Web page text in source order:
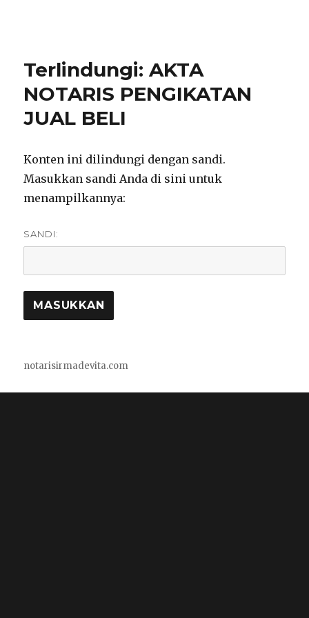
Terlindungi: AKTA
NOTARIS PENGIKATAN
JUAL BELI
Konten ini dilindungi dengan sandi.
Masukkan sandi Anda di sini untuk
menampilkannya:
SANDI:
notarisirmadevita.com